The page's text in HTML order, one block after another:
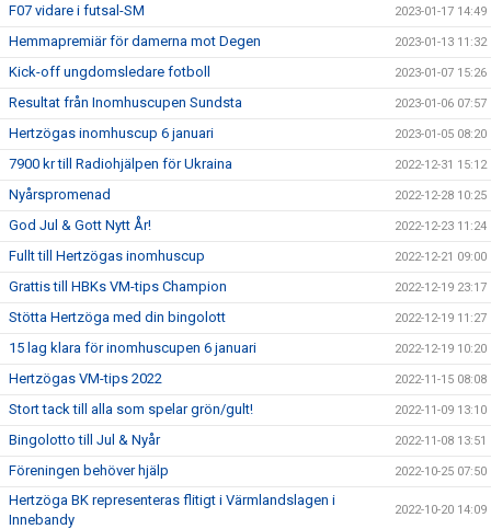
F07 vidare i futsal-SM 2023-01-17 14:49
Hemmapremiär för damerna mot Degen 2023-01-13 11:32
Kick-off ungdomsledare fotboll 2023-01-07 15:26
Resultat från Inomhuscupen Sundsta 2023-01-06 07:57
Hertzögas inomhuscup 6 januari 2023-01-05 08:20
7900 kr till Radiohjälpen för Ukraina 2022-12-31 15:12
Nyårspromenad 2022-12-28 10:25
God Jul & Gott Nytt År! 2022-12-23 11:24
Fullt till Hertzögas inomhuscup 2022-12-21 09:00
Grattis till HBKs VM-tips Champion 2022-12-19 23:17
Stötta Hertzöga med din bingolott 2022-12-19 11:27
15 lag klara för inomhuscupen 6 januari 2022-12-19 10:20
Hertzögas VM-tips 2022 2022-11-15 08:08
Stort tack till alla som spelar grön/gult! 2022-11-09 13:10
Bingolotto till Jul & Nyår 2022-11-08 13:51
Föreningen behöver hjälp 2022-10-25 07:50
Hertzöga BK representeras flitigt i Värmlandslagen i
Innebandy
2022-10-20 14:09